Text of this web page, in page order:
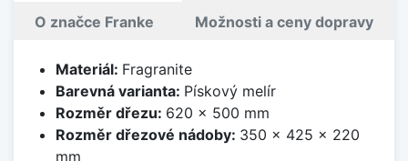
O značce Franke Možnosti a ceny dopravy
Materiál: Fragranite
Barevná varianta: Pískový melír
Rozměr dřezu: 620 x 500 mm
Rozměr dřezové nádoby: 350 x 425 x 220
mm